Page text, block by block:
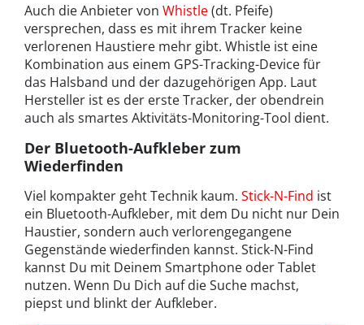
Auch die Anbieter von Whistle(dt. Pfeife)
versprechen, dass es mit ihrem Tracker keine
verlorenen Haustiere mehr gibt. Whistle ist eine
Kombination aus einem GPS-Tracking-Device für
das Halsband und der dazugehörigen App. Laut
Hersteller ist es der erste Tracker, der obendrein
auch als smartes Aktivitäts-Monitoring-Tool dient.
Der Bluetooth-Aufkleber zum
Wiederfinden
Viel kompakter geht Technik kaum. Stick-N-Find ist
ein Bluetooth-Aufkleber, mit dem Du nicht nur Dein
Haustier, sondern auch verlorengegangene
Gegenstände wiederfinden kannst. Stick-N-Find
kannst Du mit Deinem Smartphone oder Tablet
nutzen. Wenn Du Dich auf die Suche machst,
piepst und blinkt der Aufkleber.